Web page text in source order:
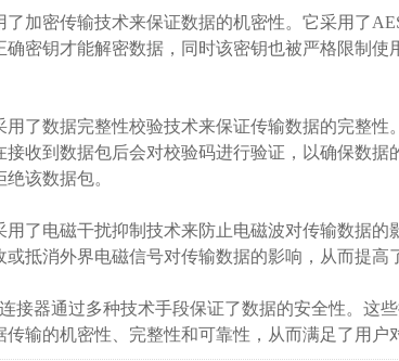
密传输技术来保证数据的机密性。它采用了
密钥才能解密数据，同时该密钥也被严格限制使
数据完整性校验技术来保证传输数据的完整性
收到数据包后会对校验码进行验证，以确保数据
该数据包。
电磁干扰抑制技术来防止电磁波对传输数据的
抵消外界电磁信号对传输数据的影响，从而提高
器通过多种技术手段保证了数据的安全性。这
输的机密性、完整性和可靠性，从而满足了用户